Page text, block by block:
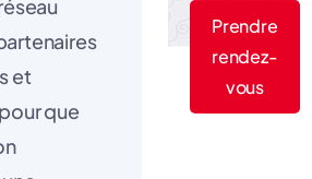
et
que
Prendre
rendez-
vous